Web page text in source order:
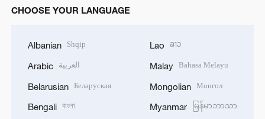
CHOOSE YOUR LANGUAGE
Albanian Shqip
Arabic العربية
Belarusian Беларуская
Bengali বাংলা
Lao ລາວ
Malay Bahasa Melayu
Mongolian Монгол
Myanmar မြန်မာဘာသာ